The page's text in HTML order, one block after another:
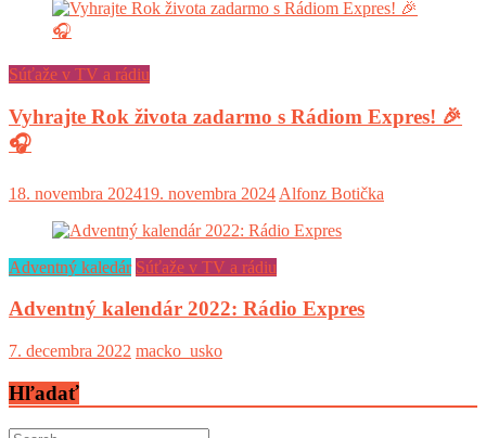
Súťaže v TV a rádiu
Vyhrajte Rok života zadarmo s Rádiom Expres! 🎉
🎧
18. novembra 202419. novembra 2024 Alfonz Botička
Adventný kaledár Súťaže v TV a rádiu
Adventný kalendár 2022: Rádio Expres
7. decembra 2022 macko_usko
Hľadať